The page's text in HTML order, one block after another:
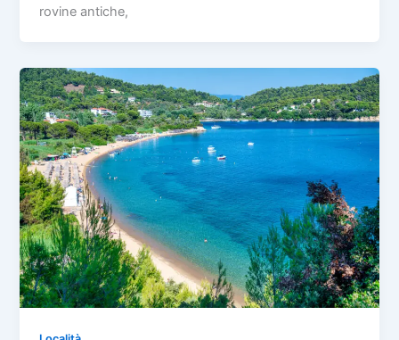
rovine antiche,